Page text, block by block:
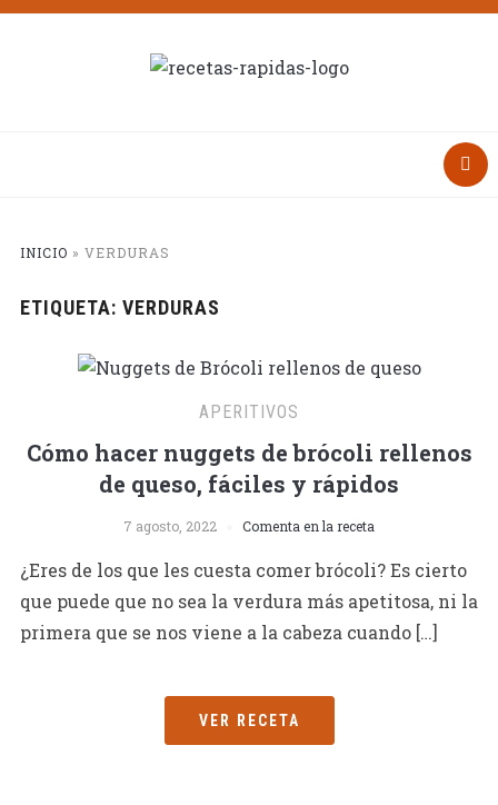
INICIO » VERDURAS
ETIQUETA: VERDURAS
APERITIVOS
Cómo hacer nuggets de brócoli rellenos
de queso, fáciles y rápidos
7 agosto, 2022 Comenta en la receta
¿Eres de los que les cuesta comer brócoli? Es cierto
que puede que no sea la verdura más apetitosa, ni la
primera que se nos viene a la cabeza cuando […]
VER RECETA